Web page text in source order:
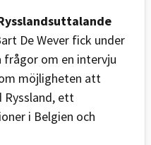
De Wever fick under
frågor om en intervju
möjligheten att
Ryssland, ett
i Belgien och